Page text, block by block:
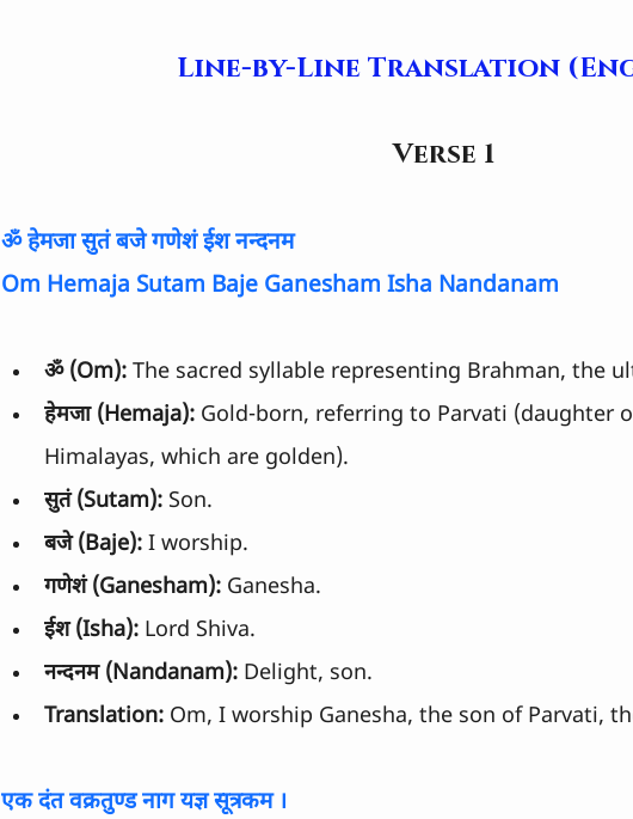
Line-by-Line Translation
Verse 1
ॐ हेमजा सुतं बजे गणेशं ईश नन्दनम
Om Hemaja Sutam Baje Ganesham Isha Nandanam
ॐ (Om): The sacred syllable representing Brahman, the
हेमजा (Hemaja): Gold-born, referring to Parvati (daughter
Himalayas, which are golden).
सुतं (Sutam): Son.
बजे (Baje): I worship.
गणेशं (Ganesham): Ganesha.
ईश (Isha): Lord Shiva.
नन्दनम (Nandanam): Delight, son.
Translation: Om, I worship Ganesha, the son of Parvati,
एक दंत वक्रतुण्ड नाग यज्ञ सूत्रकम ।